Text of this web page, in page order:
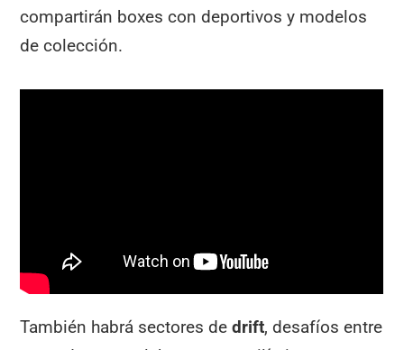
compartirán boxes con deportivos y modelos
de colección.
También habrá sectores dedrift, desafíos entre